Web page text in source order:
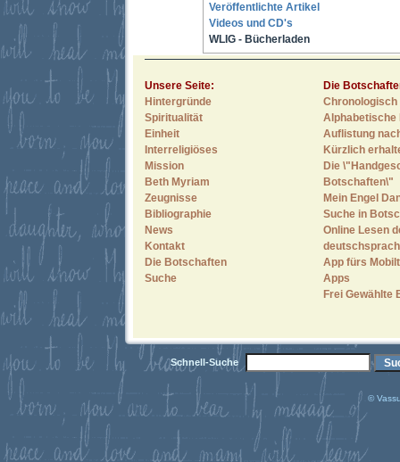
Veröffentlichte Artikel
Videos und CD's
WLIG - Bücherladen
Unsere Seite:
Hintergründe
Spiritualität
Einheit
Interreligiöses
Mission
Beth Myriam
Zeugnisse
Bibliographie
News
Kontakt
Die Botschaften
Suche
Die
Alphabetische
Auflistung
Kürzlich
Die
Botschaften\"
Mein Engel
Suche in
Online Lesen
App fürs
Apps
Frei Gewählte
Schnell-Suche
©